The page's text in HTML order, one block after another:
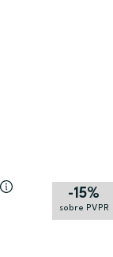
-15%
sobre PVPR